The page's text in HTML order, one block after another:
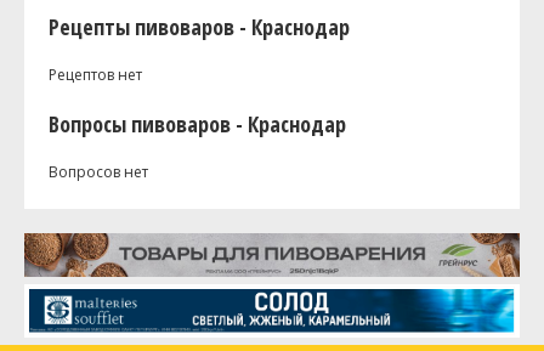
Рецепты пивоваров - Краснодар
Рецептов нет
Вопросы пивоваров - Краснодар
Вопросов нет